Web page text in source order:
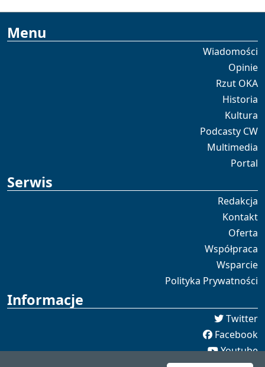
Menu
Wiadomości
Opinie
Rzut OKA
Historia
Kultura
Podcasty CW
Multimedia
Portal
Serwis
Redakcja
Kontakt
Oferta
Współpraca
Wsparcie
Polityka Prywatności
Informacje
Twitter
Facebook
Youtube